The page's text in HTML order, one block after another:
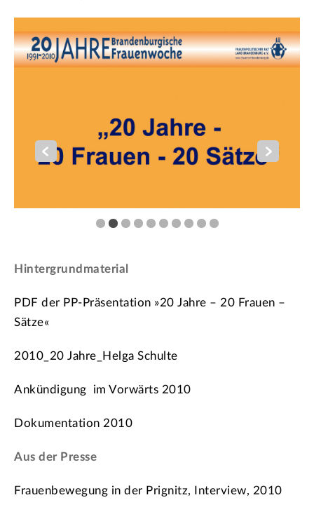
Hintergrundmaterial
PDF der PP-Präsentation »20 Jahre – 20 Frauen –
Sätze«
2010_20 Jahre_Helga Schulte
Ankündigung im Vorwärts 2010
Dokumentation 2010
Aus der Presse
Frauenbewegung in der Prignitz, Interview, 2010